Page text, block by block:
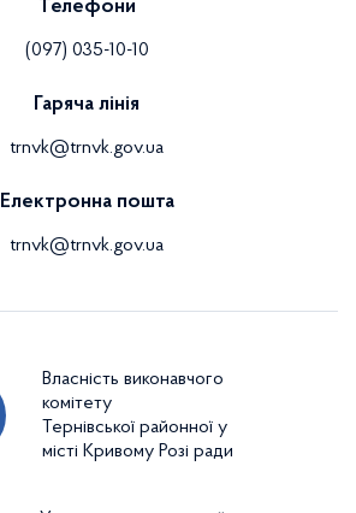
Телефони
(097) 035-10-10
Гаряча лінія
trnvk@trnvk.gov.ua
Електронна пошта
trnvk@trnvk.gov.ua
Власність виконавчого
комітету
Тернівської районної у
місті Кривому Розі ради